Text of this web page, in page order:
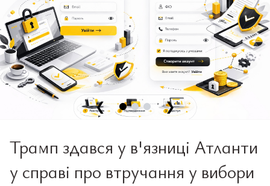
❮ ❯
Трамп здався у в'язниці Атланти
у справі про втручання у вибори